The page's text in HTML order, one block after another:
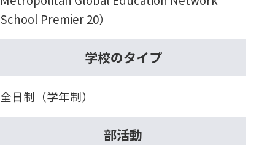
School Premier 20）
学校のタイプ
全日制（学年制）
部活動